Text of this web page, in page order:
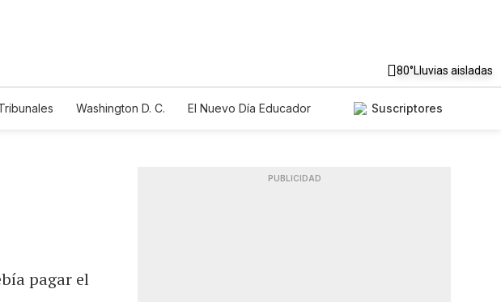
80°Lluvias aisladas
Washington D. C.
El Nuevo Día Educador
Suscriptores
pagar el
PUBLICIDAD